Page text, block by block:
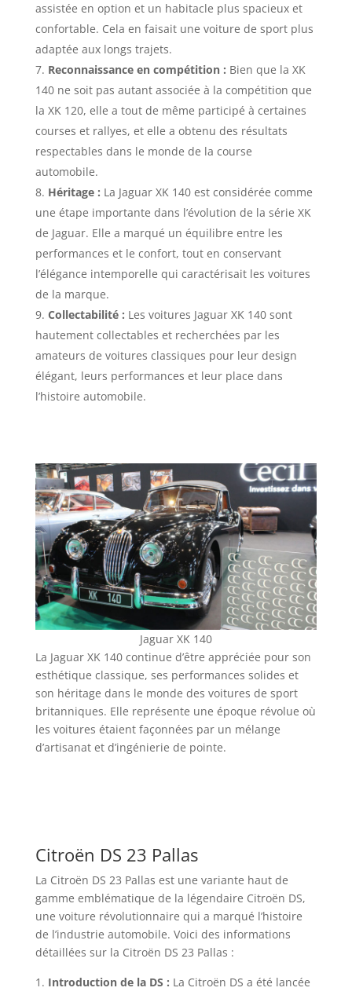
assistée en option et un habitacle plus spacieux et
confortable. Cela en faisait une voiture de sport plus
adaptée aux longs trajets.
Reconnaissance en compétition : Bien que la XK
140 ne soit pas autant associée à la compétition que
la XK 120, elle a tout de même participé à certaines
courses et rallyes, et elle a obtenu des résultats
respectables dans le monde de la course
automobile.
Héritage : La Jaguar XK 140 est considérée comme
une étape importante dans l’évolution de la série XK
de Jaguar. Elle a marqué un équilibre entre les
performances et le confort, tout en conservant
l’élégance intemporelle qui caractérisait les voitures
de la marque.
Collectabilité : Les voitures Jaguar XK 140 sont
hautement collectables et recherchées par les
amateurs de voitures classiques pour leur design
élégant, leurs performances et leur place dans
l’histoire automobile.
Jaguar XK 140
La Jaguar XK 140 continue d’être appréciée pour son
esthétique classique, ses performances solides et
son héritage dans le monde des voitures de sport
britanniques. Elle représente une époque révolue où
les voitures étaient façonnées par un mélange
d’artisanat et d’ingénierie de pointe.
Citroën DS 23 Pallas
La Citroën DS 23 Pallas est une variante haut de
gamme emblématique de la légendaire Citroën DS,
une voiture révolutionnaire qui a marqué l’histoire
de l’industrie automobile. Voici des informations
détaillées sur la Citroën DS 23 Pallas :
Introduction de la DS : La Citroën DS a été lancée